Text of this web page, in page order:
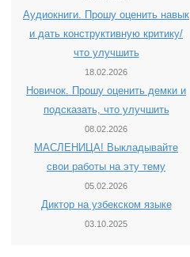
Аудиокниги. Прошу оценить навык
и дать конструктивную критику/
что улучшить
18.02.2026
Новичок. Прошу оценить демки и
подсказать, что улучшить
08.02.2026
МАСЛЕНИЦА! Выкладывайте
свои работы на эту тему
05.02.2026
Диктор на узбекском языке
03.10.2025